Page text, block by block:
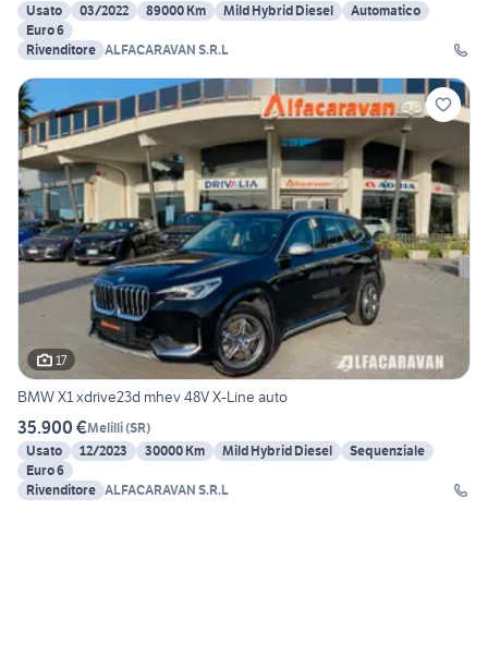
Usato
03/2022 89000 Km Mild Hybrid Diesel
Automatico
Euro 6
Rivenditore ALFACARAVAN S.R.L
17
BMW X1 xdrive23d mhev 48V X-Line auto
35.900 €Melilli(SR)
Usato
12/2023 30000 Km Mild Hybrid Diesel
Sequenziale
Euro 6
Rivenditore ALFACARAVAN S.R.L